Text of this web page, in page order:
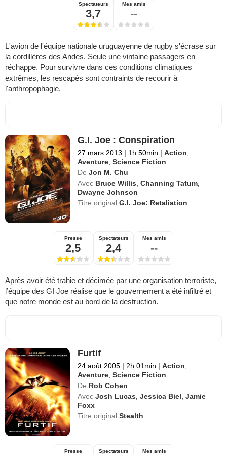
Spectateurs
3,7
Mes amis
--
L'avion de l'équipe nationale uruguayenne de rugby s'écrase sur
la cordillères des Andes. Seule une vintaine passagers en
réchappe. Pour survivre dans ces conditions climatiques
extrêmes, les rescapés sont contraints de recourir à
l'anthropophagie.
G.I. Joe : Conspiration
27 mars 2013 | 1h 50min | Action
Aventure ,Science Fiction
De Jon M. Chu
Avec Bruce Willis ,Channing Tatum
Dwayne Johnson
Titre originalG.I. Joe: Retaliation
Presse
2,5
Spectateurs
2,4
Mes amis
--
Après avoir été trahie et décimée par une organisation terroriste,
l’équipe des GI Joe réalise que le gouvernement a été infiltré et
que notre monde est au bord de la destruction.
Furtif
24 août 2005 | 2h 01min | Action
Aventure ,Science Fiction
De Rob Cohen
Avec Josh Lucas ,Jessica Biel ,Jamie
Foxx
Titre originalStealth
Presse Spectateurs Mes amis